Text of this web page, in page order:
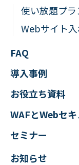
使い放題プラ
Webサイト
FAQ
導入事例
お役立ち資料
WAFとWebセ
セミナー
お知らせ